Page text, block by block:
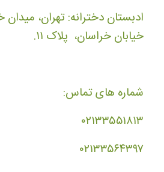
ادبستان دخترانه: تهران، میدان
خیابان خراسان، پلاک ۱۱.
شماره های تماس:
۰۲۱۳۳۵۵۱۸۱۳
۰۲۱۳۳۵۶۴۳۹۷